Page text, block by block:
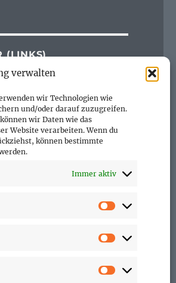
verwalten
wir Technologien wie
und/oder darauf zuzugreifen.
wir Daten wie das
Website verarbeiten. Wenn du
können bestimmte
Immer aktiv
(LINKS)
GmbH
Erde